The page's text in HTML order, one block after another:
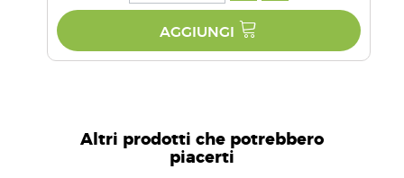
AGGIUNGI
Altri prodotti che potrebbero
piacerti